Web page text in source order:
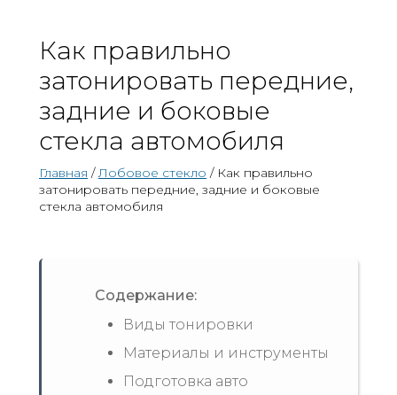
Как правильно
затонировать передние,
задние и боковые
стекла автомобиля
Главная /Лобовое стекло / Как правильно
затонировать передние, задние и боковые
стекла автомобиля
Содержание:
Виды тонировки
Материалы и инструменты
Подготовка авто